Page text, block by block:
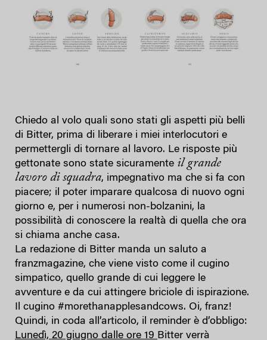
Chiedo al volo quali sono stati gli aspetti più belli
di Bitter, prima di liberare i miei interlocutori e
permettergli di tornare al lavoro. Le risposte più
gettonate sono state sicuramente il grande
lavoro di squadra, impegnativo ma che si fa con
piacere; il poter imparare qualcosa di nuovo ogni
giorno e, per i numerosi non-bolzanini, la
possibilità di conoscere la realtà di quella che ora
si chiama anche casa.
La redazione di Bitter manda un saluto a
franzmagazine, che viene visto come il cugino
simpatico, quello grande di cui leggere le
avventure e da cui attingere briciole di ispirazione.
Il cugino #morethanapplesandcows. Oi, franz!
Quindi, in coda all’articolo, il reminder è d’obbligo:
Lunedì, 20 giugno dalle ore 19 Bitter verrà